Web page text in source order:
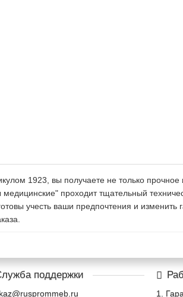
1923, вы получаете не только
проходит тщательный
учесть ваши предпочтения и
поддержки
1.